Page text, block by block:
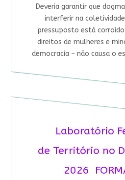
Deveria garantir que
interferir na
pressuposto está
direitos de mulheres e
democracia – não causa o
Laboratório
de Território no
2026